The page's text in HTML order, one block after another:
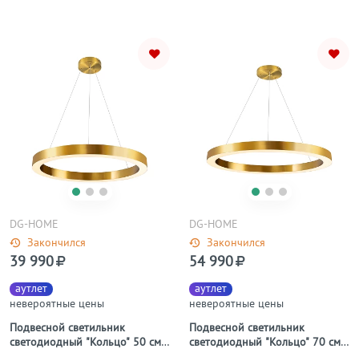
Закончился
DG-HOME
Подвесной светильник
светодиодный "Кольцо" 50 см
аутлет
невероятные цены
39 990
Закончился
DG-HOME
Подвесной светильник
светодиодный "Кольцо" 70 см
аутлет
невероятные цены
54 990